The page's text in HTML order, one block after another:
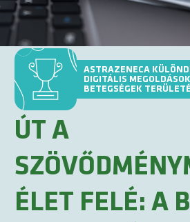
ASTRAZENECA
DIGITÁLIS
BETEGSÉGEK
ÚT A
ÉLET FELÉ: A